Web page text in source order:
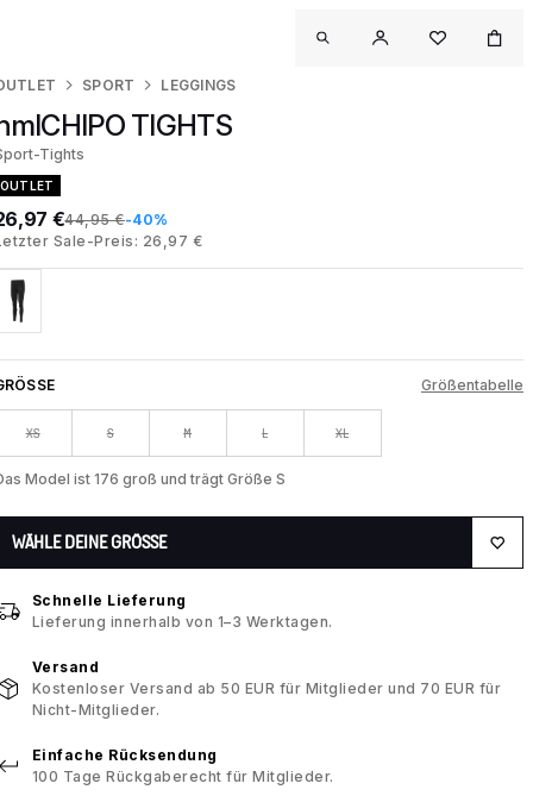
SPORT LEGGINGS
TIGHTS
Tights
OUTLET
€44,95 €-40%
Sale-Preis: 26,97 €
Größentabelle
XS S M L XL
Model ist 176 groß und trägt Größe S
WÄHLE DEINE GRÖSSE
Schnelle Lieferung
Lieferung innerhalb von 1–3 Werktagen.
Versand
Kostenloser Versand ab 50 EUR für Mitglieder und 70 EUR für
Nicht-Mitglieder.
Einfache Rücksendung
100 Tage Rückgaberecht für Mitglieder.